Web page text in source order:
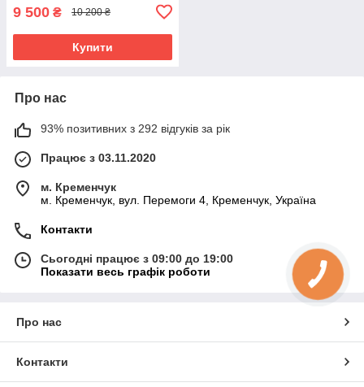
9 500 ₴ 10 200 ₴
Купити
Про нас
93% позитивних з 292 відгуків за рік
Працює з 03.11.2020
м. Кременчук
м. Кременчук, вул. Перемоги 4, Кременчук, Україна
Контакти
Сьогодні працює з 09:00 до 19:00
Показати весь графік роботи
Про нас
Контакти